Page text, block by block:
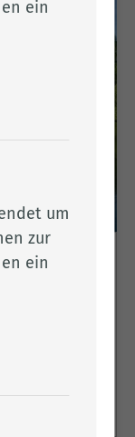
in der Mitte
ein
um
zur
ein